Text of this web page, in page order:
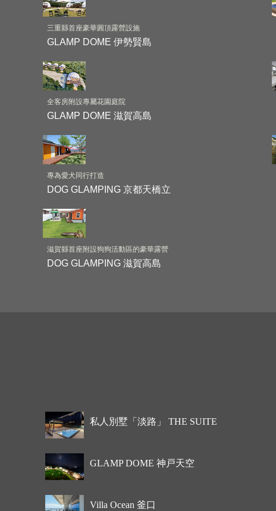
三重縣首座豪華圓頂露營設施
GLAMP DOME 伊勢賢島
全客房附設專屬花園庭院
GLAMP DOME 滋賀高島
專為愛犬同行打造
DOG GLAMPING 京都天橋立
滋賀縣首座附設狗狗活動區的豪華露營
DOG GLAMPING 滋賀高島
私人別墅「淡路」 THE SUITE
GLAMP DOME 神戸天空
Villa Ocean 釜口